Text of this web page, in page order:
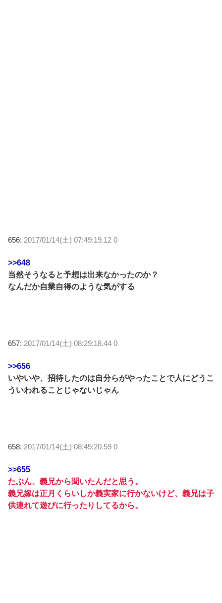
656: 2017/01/14(土) 07:49:19.12 0
>>648
当然そうなると予想は出来なかったのか？
なんだか自業自得のような気がする
657: 2017/01/14(土) 08:29:18.44 0
>>656
いやいや、招待したのは自分らがやったことで人にどうこ
ういわれることじゃないじゃん
658: 2017/01/14(土) 08:45:20.59 0
>>655
たぶん、義兄から聞いたんだと思う。
義兄嫁は正月くらいしか義実家に行かないけど、義兄は子
供連れて遊びに行ったりしてるから。